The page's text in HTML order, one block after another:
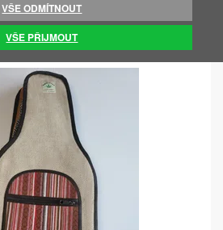
EKOLOGICKÉ BATOHY
VŠE ODMÍTNOUT
VŠE PŘIJMOUT